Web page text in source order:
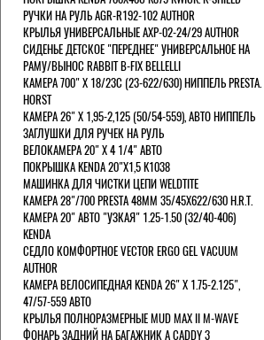
РУЧКИ НА РУЛЬ AGR-R192-102 AUTHOR
КРЫЛЬЯ УНИВЕРСАЛЬНЫЕ AXP-02-24/29 AUTHOR
СИДЕНЬЕ ДЕТСКОЕ "ПЕРЕДНЕЕ" УНИВЕРСАЛЬНОЕ НА
РАМУ/ВЫНОС RABBIT B-FIX BELLELLI
КАМЕРА 700" Х 18/23C (23-622/630) НИППЕЛЬ PRESTA.
HORST
КАМЕРА 26" X 1,95-2,125 (50/54-559), АВТО НИППЕЛЬ
ЗАГЛУШКИ ДЛЯ РУЧЕК НА РУЛЬ
ВЕЛОКАМЕРА 20" Х 4 1/4" АВТО
ПОКРЫШКА KENDA 20"Х1,5 K1038
МАШИНКА ДЛЯ ЧИСТКИ ЦЕПИ WELDTITE
КАМЕРА 28"/700 PRESTA 48ММ 35/45Х622/630 H.R.T.
КАМЕРА 20" АВТО "УЗКАЯ" 1.25-1.50 (32/40-406)
KENDA
СЕДЛО КОМФОРТНОЕ VECTOR ERGO GEL VACUUM
AUTHOR
КАМЕРА ВЕЛОСИПЕДНАЯ KENDA 26" Х 1.75-2.125",
47/57-559 АВТО
КРЫЛЬЯ ПОЛНОРАЗМЕРНЫЕ MUD MAX II M-WAVE
ФОНАРЬ ЗАДНИЙ НА БАГАЖНИК A CADDY 3